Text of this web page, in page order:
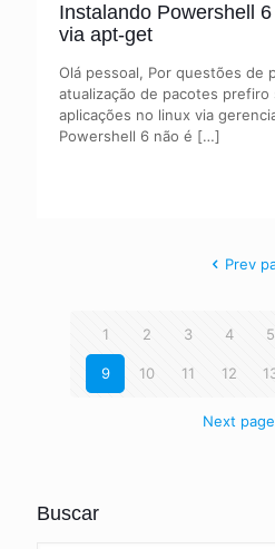
Instalando Powershell
via apt-get
Olá pessoal, Por questões de
atualização de pacotes prefiro
aplicações no linux via
Powershell 6 não é […]
Prev
1 2 3 4 5
9 10 11 12
Next page
Buscar